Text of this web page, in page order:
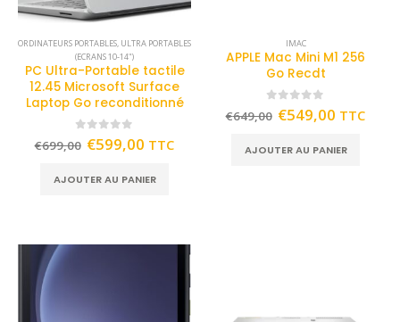
ORDINATEURS PORTABLES, ULTRA PORTABLES
(ECRANS 10-14")
PC Ultra-Portable tactile
12.45 Microsoft Surface
Laptop Go reconditionné
out of 5
€699,00 €599,00 TTC
AJOUTER AU PANIER
IMAC
APPLE Mac Mini M1 256
Go Recdt
out of 5
€649,00 €549,00 TTC
AJOUTER AU PANIER